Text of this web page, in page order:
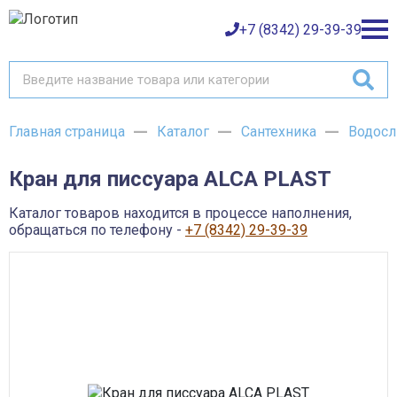
+7 (8342) 29-39-39
Каталог товаров
Баки и емкости АНИОН
Детали трубопроводов и уплотнения
Запорная и регулирующая арматура
Инструмент
О компании
Оплата
Главная страница Каталог Сантехника
Кран для писсуара ALCA PLAST
Каталог товаров находится в процессе наполнения,
обращаться по телефону - +7 (8342) 29-39-39